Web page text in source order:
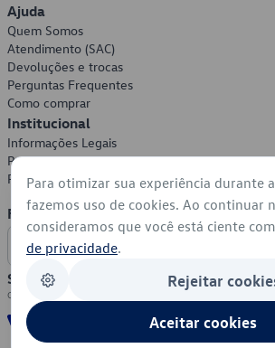
Ajuda
Quem Somos
Atendimento (SAC)
Devoluções e trocas
Perguntas Frequentes
Como comprar
Institucional
Informações Legais
Política de Privacidade
Política de Cookies
Formas de Pagamento
Segurança
Para otimizar sua experiência durante
fazemos uso de cookies. Ao continuar
consideramos que você está ciente
de privacidade.
Rejeitar
Aceitar cookies